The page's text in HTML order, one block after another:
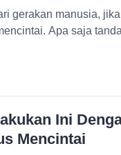
gerakan manusia,
Apa saja
Ini
Mencintai